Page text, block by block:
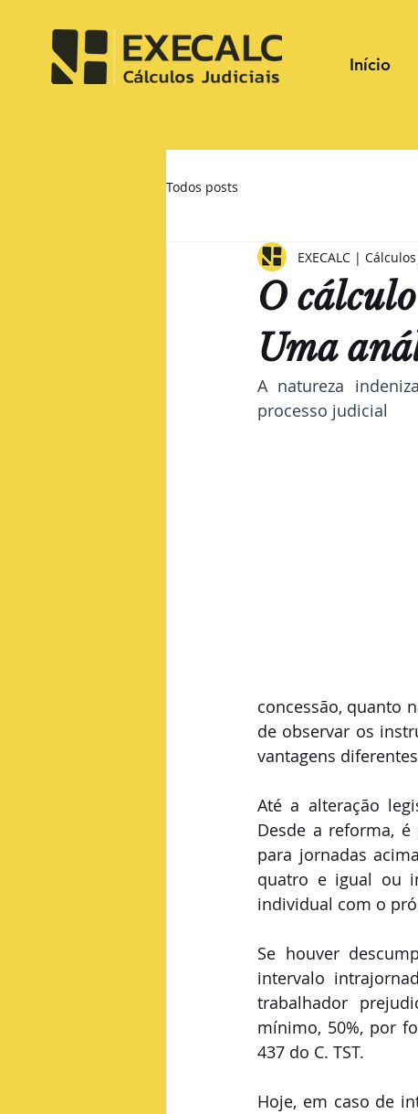
Início
Todos posts
O
Uma
EXECALC |
A natureza
processo judicial
concessão, quanto
de observar os
vantagens
Até a alteração
Desde a reforma,
para jornadas
quatro e igual ou
individual com o
Se houver
intervalo
trabalhador
mínimo, 50%, por
437 do C. TST.
Hoje, em caso de